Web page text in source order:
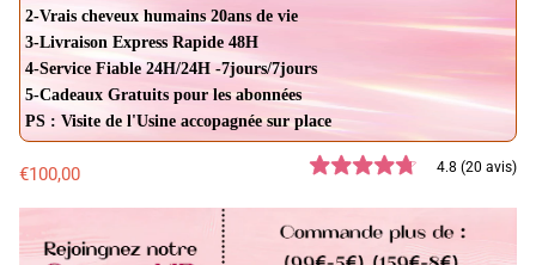
2-Vrais cheveux humains 20ans de vie
3-Livraison Express Rapide 48H
4-Service Fiable 24H/24H -7jours/7jours
5-Cadeaux Gratuits pour les abonnées
PS : Visite de l'Usine accopagnée sur place
€100,00 4.8 (20 avis)